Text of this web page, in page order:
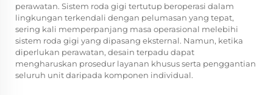
perawatan. Sistem roda gigi tertutup beroperasi dalam
lingkungan terkendali dengan pelumasan yang tepat,
sering kali memperpanjang masa operasional melebihi
sistem roda gigi yang dipasang eksternal. Namun, ketika
diperlukan perawatan, desain terpadu dapat
mengharuskan prosedur layanan khusus serta penggantian
seluruh unit daripada komponen individual.